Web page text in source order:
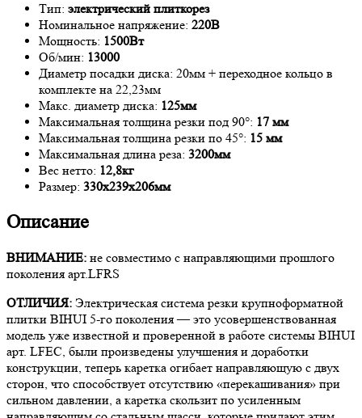
Тип: электрический плиткорез
Номинальное напряжение: 220В
Мощность: 1500Вт
Об/мин: 13000
Диаметр посадки диска: 20мм + переходное кольцо в
комплекте на 22,23мм
Макс. диаметр диска: 125мм
Максимальная толщина резки под 90°: 17 мм
Максимальная толщина резки по 45°: 15 мм
Максимальная длина реза: 3200мм
Вес нетто: 12,8кг
Размер: 330x239x206мм
Описание
ВНИМАНИЕ: не совместимо с направляющими прошлого
поколения арт.LFRS
ОТЛИЧИЯ: Электрическая система резки крупноформатной
плитки BIHUI 5-го поколения — это усовершенствованная
модель уже известной и проверенной в работе системы BIHUI
арт. LFEC, были произведены улучшения и доработки
конструкции, теперь каретка огибает направляющую с двух
сторон, что способствует отсутствию «перекашивания» при
сильном давлении, а каретка скользит по усиленным